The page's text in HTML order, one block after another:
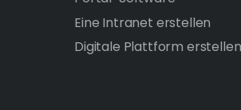
Eine Intranet erstellen
Digitale Plattform erstellen